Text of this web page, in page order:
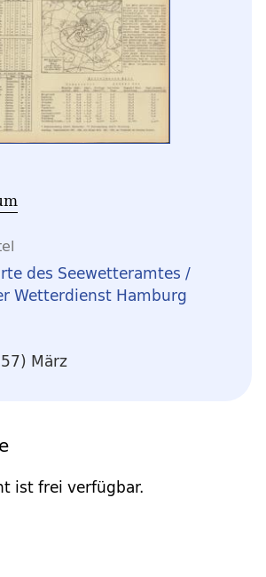
des Seewetteramtes /
Wetterdienst Hamburg
März
ist frei verfügbar.